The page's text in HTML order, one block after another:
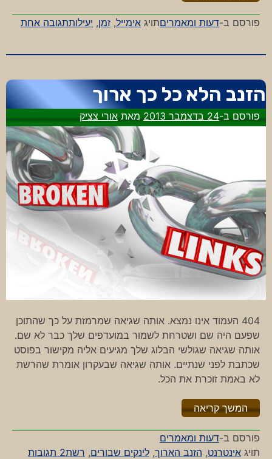
פורסם ב-דעות ומאמריםתויג אימייל, זמן, יעילותתגובה אחתעל
עני
הזנב הלא כל כך ארוך
פורסם ב-24 בדצמבר 2013 מאתאורי צציק
404 העמוד אינו נמצא. אותה שגיאה שמרמזת על כך שהתוכן
שפעם היה שם ושטרחת לשמור במועדפים שלך כבר לא שם.
אותה שגיאה שגולשי הבלוג שלך מגיעים אליה מקישור בפוסט
שכתבת לפני שנתיים. אותה שגיאה שבעקרון אומרת שהרשת
לא באמת זוכרת את הכל.
המשך קריאה"%s"
פורסם ב-דעות ומאמרים
תויג אינטרנט, הזנב הארוך, לינקים שבורים, רשת2 תגובות
על